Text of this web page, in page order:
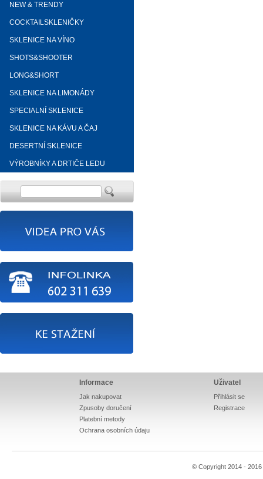
NEW & TRENDY
COCKTAILSKLENIČKY
SKLENICE NA VÍNO
SHOTS&SHOOTER
LONG&SHORT
SKLENICE NA LIMONÁDY
SPECIALNÍ SKLENICE
SKLENICE NA KÁVU A ČAJ
DESERTNÍ SKLENICE
VÝROBNÍKY A DRTIČE LEDU
Informace
Jak nakupovat
Zpusoby doručení
Platební metody
Ochrana osobních údaju
Uživatel
Přihlásit se
Registrace
© Copyright 2014 - 2016